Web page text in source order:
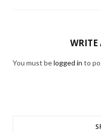
You must belogged in to